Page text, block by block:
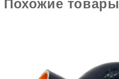
Похожие товары